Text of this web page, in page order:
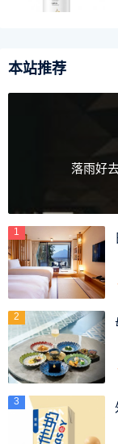
者小时候，就经常
但是非常奇怪的
开始的时候以
有松子的。那它的
后来笔者经过了
目、松科松属下所
类多达80余种。
本站推荐
落雨好
1
2
3